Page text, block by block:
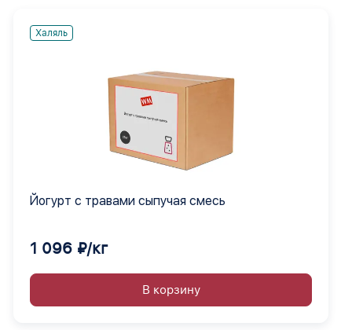
Халяль
Йогурт с травами сыпучая смесь
1 096 ₽/кг
В корзину